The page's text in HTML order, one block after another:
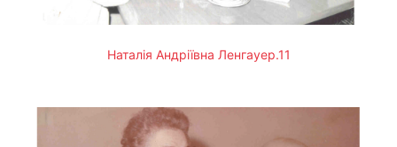
Наталія Андріївна Ленгауер.11